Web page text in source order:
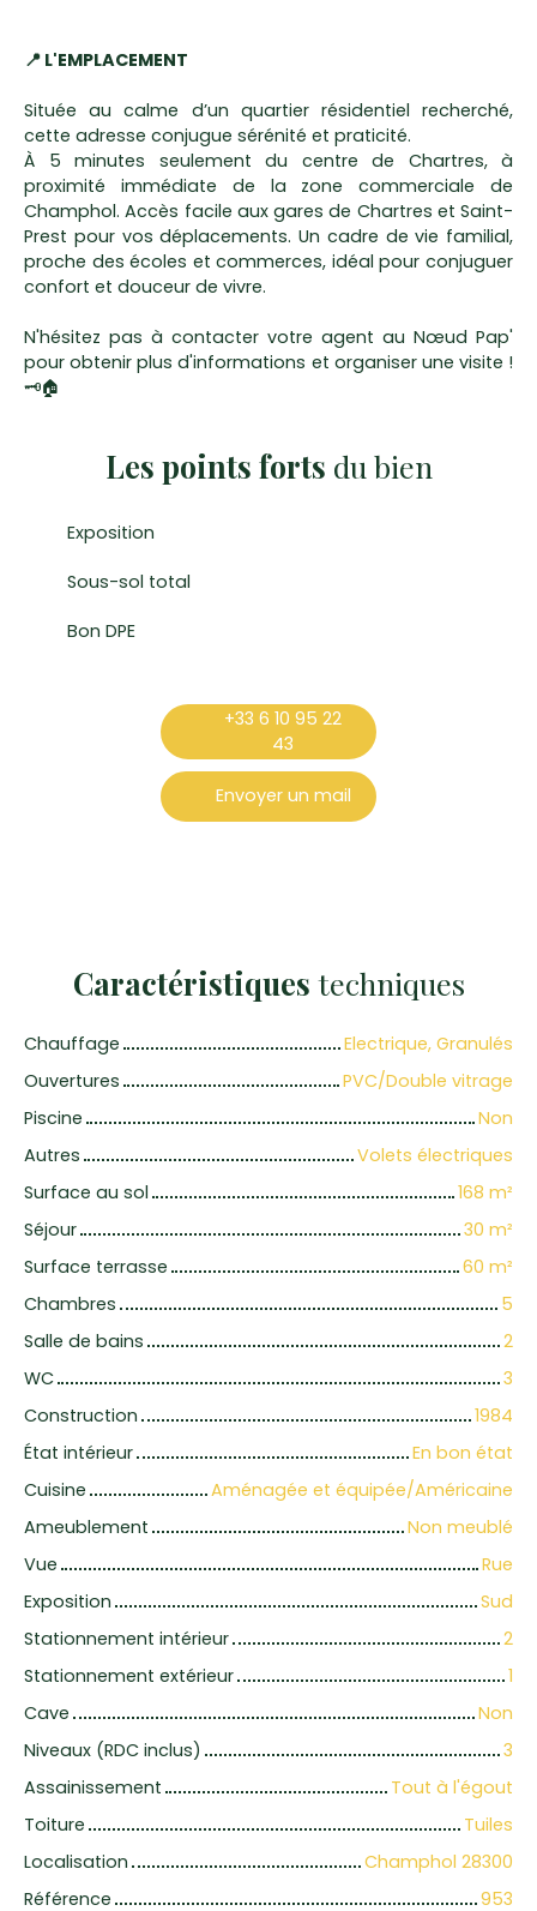
📍 L'EMPLACEMENT
Située au calme d’un quartier résidentiel recherché,
cette adresse conjugue sérénité et praticité.
À 5 minutes seulement du centre de Chartres, à
proximité immédiate de la zone commerciale de
Champhol. Accès facile aux gares de Chartres et Saint-
Prest pour vos déplacements. Un cadre de vie familial,
proche des écoles et commerces, idéal pour conjuguer
confort et douceur de vivre.
N'hésitez pas à contacter votre agent au Nœud Pap'
pour obtenir plus d'informations et organiser une visite !
🗝🏠
Les points forts du bien
Exposition
Sous-sol total
Bon DPE
+33 6 10 95 22
43
Envoyer un mail
Caractéristiques techniques
Chauffage
Electrique, Granulés
Ouvertures
PVC/Double vitrage
Piscine
Non
Autres
Volets électriques
Surface au sol
168 m²
Séjour
30 m²
Surface terrasse
60 m²
Chambres
5
Salle de bains
2
WC
3
Construction
1984
État intérieur
En bon état
Cuisine
Aménagée et équipée/Américaine
Ameublement
Non meublé
Vue
Rue
Exposition
Sud
Stationnement intérieur
2
Stationnement extérieur
1
Cave
Non
Niveaux (RDC inclus)
3
Assainissement
Tout à l'égout
Toiture
Tuiles
Localisation
Champhol 28300
Référence
953